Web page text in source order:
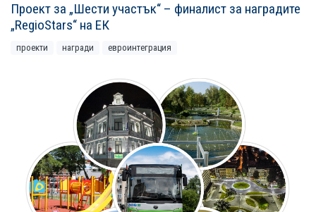
Проект за „Шести участък“ – финалист за наградите
„RegioStars“ на ЕК
проекти награди евроинтеграция